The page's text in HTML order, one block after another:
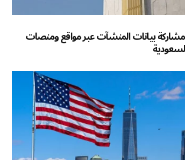
بيانات المنشآت عبر مواقع ومنصات